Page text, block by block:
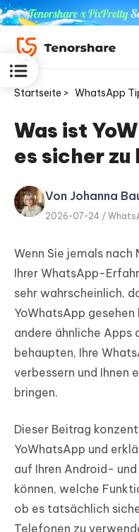
ReiBoot
PDNob
Editor
iAnyGo
Startseite > WhatsApp
Was ist
es sicher zu
Von Johanna
2026-07-24 /
Wenn Sie jemals nach
Ihrer WhatsApp-
sehr wahrscheinlich,
YoWhatsApp
andere ähnliche Apps
behaupten, Ihre
verbessern und Ihnen
bringen.
Dieser Beitrag
YoWhatsApp und
auf Ihren Android-
können, welche
ob es tatsächlich
Telefonen zu